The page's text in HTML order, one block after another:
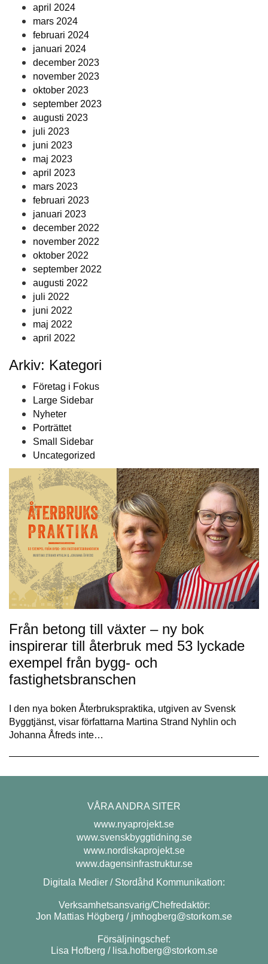
april 2024
mars 2024
februari 2024
januari 2024
december 2023
november 2023
oktober 2023
september 2023
augusti 2023
juli 2023
juni 2023
maj 2023
april 2023
mars 2023
februari 2023
januari 2023
december 2022
november 2022
oktober 2022
september 2022
augusti 2022
juli 2022
juni 2022
maj 2022
april 2022
Arkiv: Kategori
Företag i Fokus
Large Sidebar
Nyheter
Porträttet
Small Sidebar
Uncategorized
Från betong till växter – ny bok
inspirerar till återbruk med 53 lyckade
exempel från bygg- och
fastighetsbranschen
I den nya boken Återbrukspraktika, utgiven av Svensk
Byggtjänst, visar författarna Martina Strand Nyhlin och
Johanna Åfreds inte…
VÅRA ANDRA SITER
www.nyaprojekt.se
www.svenskbyggtidning.se
www.nordiskaprojekt.se
www.dagensinfrastruktur.se
Digitala Medier / Stordåhd Kommunikation:
Verksamhetsansvarig/Chefredaktör:
Jon Mattias Högberg / jmhogberg@storkom.se
Försäljningschef:
Lisa Hofberg / lisa.hofberg@storkom.se